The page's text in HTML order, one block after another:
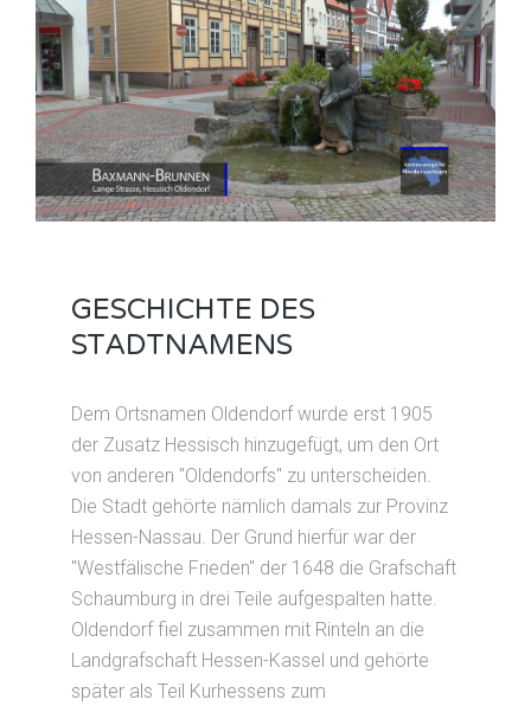
GESCHICHTE DES
STADTNAMENS
Dem Ortsnamen Oldendorf wurde erst 1905
der Zusatz Hessisch hinzugefügt, um den Ort
von anderen "Oldendorfs" zu unterscheiden.
Die Stadt gehörte nämlich damals zur Provinz
Hessen-Nassau. Der Grund hierfür war der
"Westfälische Frieden" der 1648 die Grafschaft
Schaumburg in drei Teile aufgespalten hatte.
Oldendorf fiel zusammen mit Rinteln an die
Landgrafschaft Hessen-Kassel und gehörte
später als Teil Kurhessens zum